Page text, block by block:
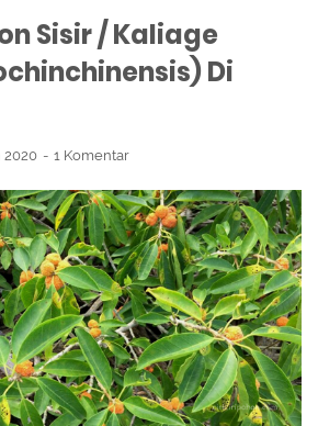
Sisir / Kaliage
Di
2020 1 Komentar